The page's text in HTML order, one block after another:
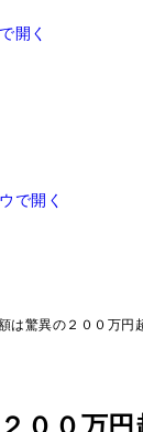
開く
で開く
は驚異の２００万円
００万